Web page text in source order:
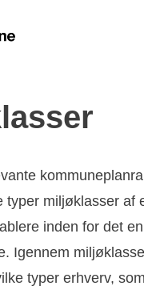
typer miljøklasser af
inden for det
Igennem
typer erhverv,